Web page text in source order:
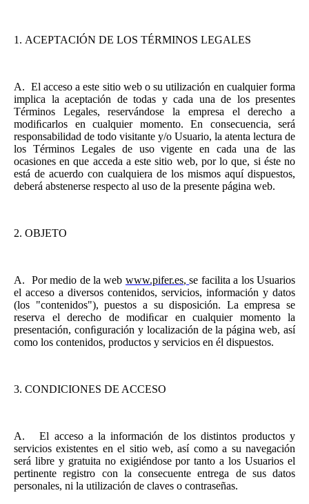
1. ACEPTACIÓN DE LOS TÉRMINOS LEGALES
A. El acceso a este sitio web o su utilización en cualquier forma
implica la aceptación de todas y cada una de los presentes
Términos Legales, reservándose la empresa el derecho a
modiﬁcarlos en cualquier momento. En consecuencia, será
responsabilidad de todo visitante y/o Usuario, la atenta lectura de
los Términos Legales de uso vigente en cada una de las
ocasiones en que acceda a este sitio web, por lo que, si éste no
está de acuerdo con cualquiera de los mismos aquí dispuestos,
deberá abstenerse respecto al uso de la presente página web.
2. OBJETO
A. Por medio de la web www.pifer.es,se facilita a los Usuarios
el acceso a diversos contenidos, servicios, información y datos
(los "contenidos"), puestos a su disposición. La empresa se
reserva el derecho de modiﬁcar en cualquier momento la
presentación, conﬁguración y localización de la página web, así
como los contenidos, productos y servicios en él dispuestos.
3. CONDICIONES DE ACCESO
A.
El acceso a la información de los distintos productos y
servicios existentes en el sitio web, así como a su navegación
será libre y gratuita no exigiéndose por tanto a los Usuarios el
pertinente registro con la consecuente entrega de sus datos
personales, ni la utilización de claves o contraseñas.